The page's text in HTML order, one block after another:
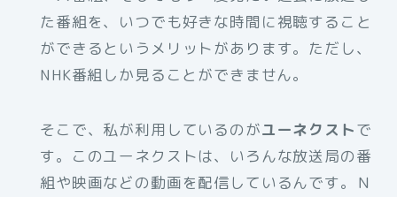
た番組を、いつでも好きな時間に視聴すること
ができるというメリットがあります。ただし、
NHK番組しか見ることができません。
そこで、私が利用しているのがユーネクストで
す。このユーネクストは、いろんな放送局の番
組や映画などの動画を配信しているんです。Ｎ